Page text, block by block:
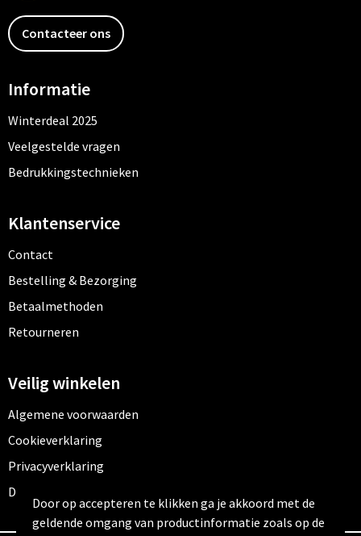
Contacteer ons
Informatie
Winterdeal 2025
Veelgestelde vragen
Bedrukkingstechnieken
Klantenservice
Contact
Bestelling & Bezorging
Betaalmethoden
Retourneren
Veilig winkelen
Algemene voorwaarden
Cookieverklaring
Privacyverklaring
Disclaimer
Door op accepteren te klikken ga je akkoord met de
geldende omgang van productinformatie zoals op de